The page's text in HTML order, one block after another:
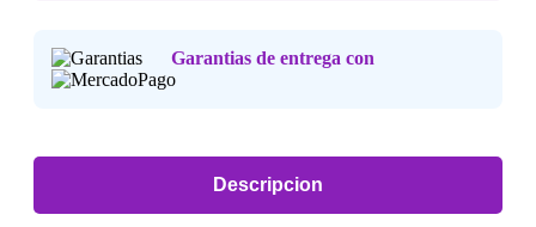
Consulta nuestra Politica de Devoluciones.
Garantias de entrega con
Descripcion